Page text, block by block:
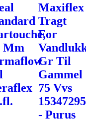
Mm
Maxiflex
Tragt
For
Gr Til
Gammel
75 Vvs
- Purus